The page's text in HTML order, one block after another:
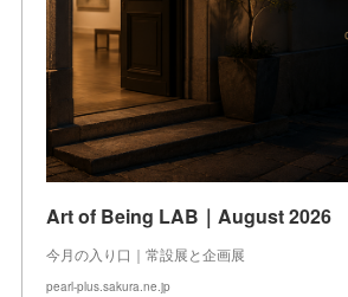
Art of Being LAB｜August 2026
今月の入り口｜常設展と企画展
pearl-plus.sakura.ne.jp